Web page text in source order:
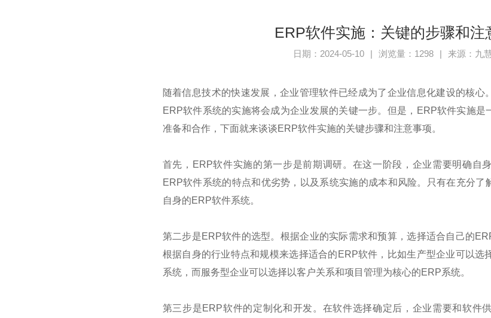
ERP软件实施：关键的步骤和注
日期：2024-05-10 | 浏览量：1298 | 来源：九
随着信息技术的快速发展，企业管理软件已经成为了企业信息化建设的核心
ERP软件系统的实施将会成为企业发展的关键一步。但是， ERP软件实施是
准备和合作，下面就来谈谈ERP软件实施的关键步骤和注意事项。
首先， ERP软件实施的第一步是前期调研。在这一阶段，企业需要明确自
ERP软件系统的特点和优劣势，以及系统实施的成本和风险。只有在充分了
自身的ERP软件系统。
第二步是ERP软件的选型。根据企业的实际需求和预算，选择适合自己的
根据自身的行业特点和规模来选择适合的 ERP软件，比如生产型企业可以选
系统，而服务型企业可以选择以客户关系和项目管理为核心的ERP系统。
第三步是ERP软件的定制化和开发。在软件选择确定后，企业需要和软件